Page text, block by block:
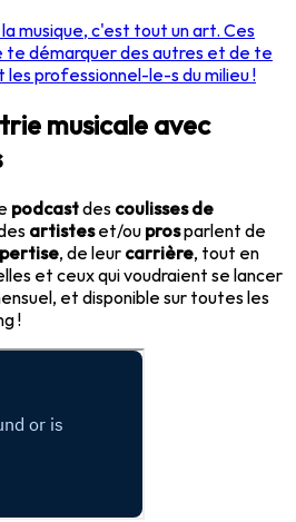
musique, c'est tout un art. Ces
démarquer des autres et de te
professionnel-le-s du milieu !
musicale avec
podcastdes coulisses de
artisteset/ou prosparlent de
, de leur carrière, tout en
et ceux qui voudraient se lancer
et disponible sur toutes les
!